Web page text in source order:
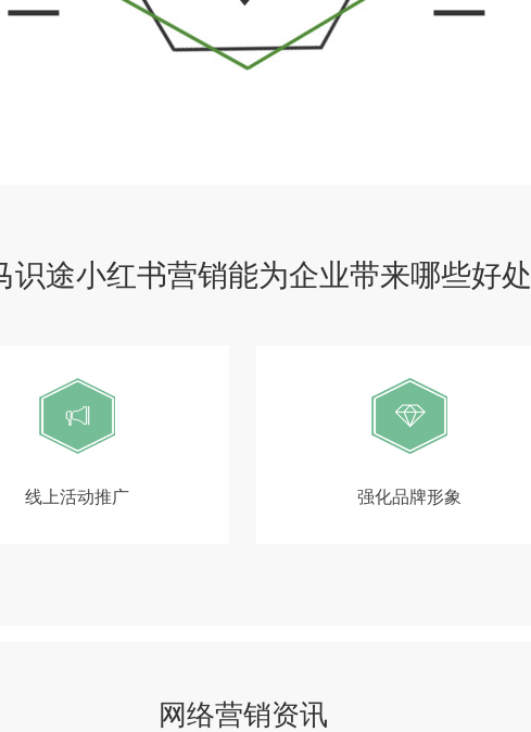
识途小红书营销能为企业带来哪些好处
线上活动推广 强化品牌形象
网络营销资讯